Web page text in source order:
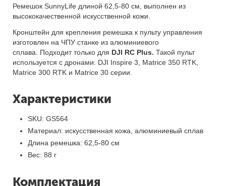
Ремешок SunnyLife длиной 62,5-80 см, выполнен из
высококачественной искусственной кожи.
Кронштейн для крепления ремешка к пульту управления
изготовлен на ЧПУ станке из алюминиевого
сплава. Подходит только для DJI RC Plus. Такой пульт
используется с дронами: DJI Inspire 3, Matrice 350 RTK,
Matrice 300 RTK и Matrice 30 серии.
Характеристики
SKU: GS564
Материал: искусственная кожа, алюминиевый сплав
Длина ремешка: 62,5-80 см
Вес: 88 г
Комплектация